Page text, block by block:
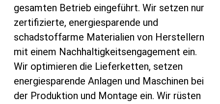
gesamten Betrieb eingeführt. Wir setzen nur
zertifizierte, energiesparende und
schadstoffarme Materialien von Herstellern
mit einem Nachhaltigkeitsengagement ein.
Wir optimieren die Lieferketten, setzen
energiesparende Anlagen und Maschinen bei
der Produktion und Montage ein. Wir rüsten